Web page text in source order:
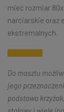
mieć rozmiar
narciarskie oraz
ekstremalnych.
Do masztu
jego
podstawa